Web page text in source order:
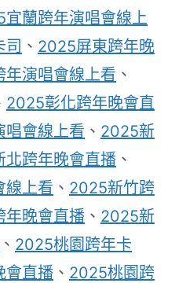
宜蘭跨年演唱會線上
司 、 2025屏東跨年晚
演唱會線上看 、
2025彰化跨年晚會直
會線上看 、 2025新
跨年晚會直播 、
線上看 、 2025新竹跨
晚會直播 、 2025新
、 2025桃園跨年卡
會直播 、 2025桃園跨